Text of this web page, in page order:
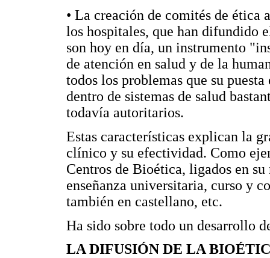
• La creación de comités de
los hospitales, que han difundido
son hoy en día, un instrumento
de atención en salud y de la
todos los problemas que su
dentro de sistemas de salud
todavía autoritarios.
Estas características explican la
clínico y su efectividad. Como
Centros de Bioética, ligados en
enseñanza universitaria, curso y
también en castellano, etc.
Ha sido sobre todo un desarrollo
LA DIFUSIÓN DE LA